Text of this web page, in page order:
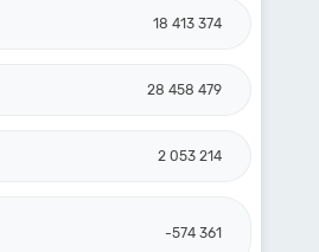
18 413 374
28 458 479
2 053 214
-574 361